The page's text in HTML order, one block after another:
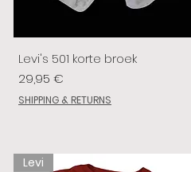
Levi's 501 korte broek
Prix
29,95 €
SHIPPING & RETURNS
Levi